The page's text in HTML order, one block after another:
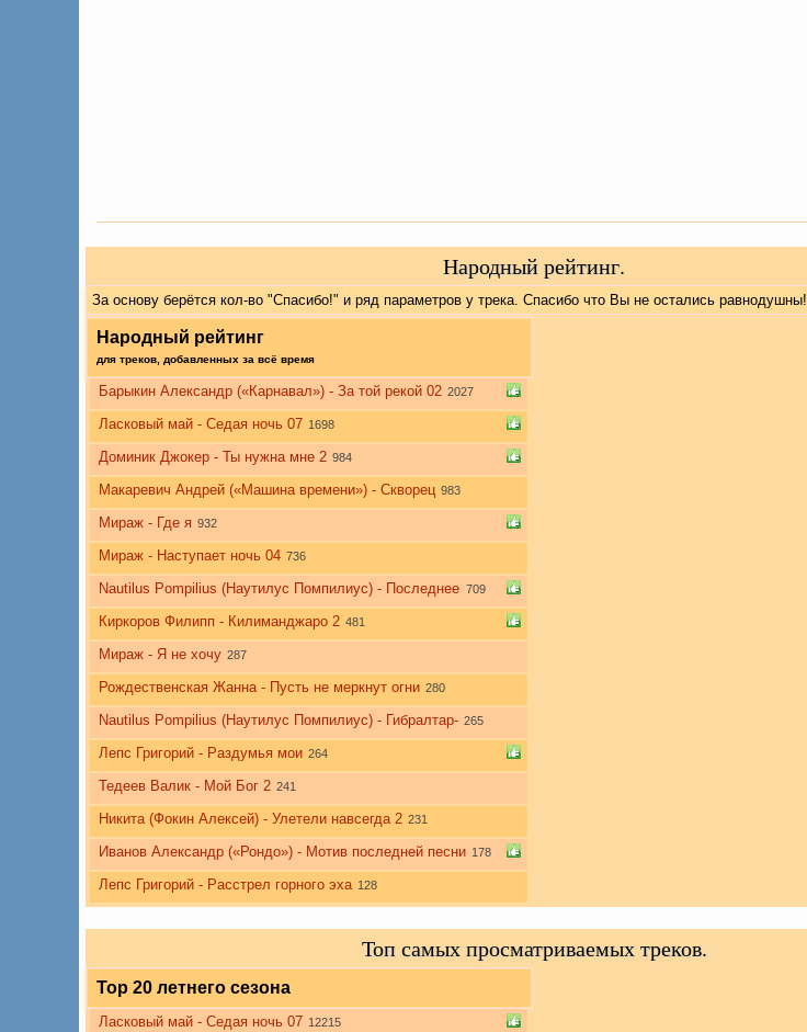
Народный рейтинг.
За основу берётся кол-во "Спасибо!" и ряд параметров у трека. Спасибо что Вы не остались равнодушны!
Народный рейтинг
для треков, добавленных за всё время
Барыкин Александр («Карнавал») - За той рекой 02 2027
Ласковый май - Седая ночь 07 1698
Доминик Джокер - Ты нужна мне 2 984
Макаревич Андрей («Машина времени») - Скворец 983
Мираж - Где я 932
Мираж - Наступает ночь 04 736
Nautilus Pompilius (Наутилус Помпилиус) - Последнее 709
Киркоров Филипп - Килиманджаро 2 481
Мираж - Я не хочу 287
Рождественская Жанна - Пусть не меркнут огни 280
Nautilus Pompilius (Наутилус Помпилиус) - Гибралтар- 265
Лепс Григорий - Раздумья мои 264
Тедеев Валик - Мой Бог 2 241
Никита (Фокин Алексей) - Улетели навсегда 2 231
Иванов Александр («Рондо») - Мотив последней песни 178
Лепс Григорий - Расстрел горного эха 128
Топ самых просматриваемых треков.
Top 20 летнего сезона
Ласковый май - Седая ночь 07 12215